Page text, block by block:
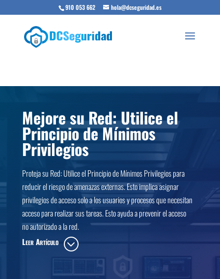
910 053 662 hola@dcseguridad.es
Mejore su Red: Utilice el
Principio de Mínimos
Privilegios
Proteja su Red: Utilice el Principio de Mínimos Privilegios para
reducir el riesgo de amenazas externas. Esto implica asignar
privilegios de acceso solo a los usuarios y procesos que necesitan
acceso para realizar sus tareas. Esto ayuda a prevenir el acceso
no autorizado a la red.
Leer Artículo